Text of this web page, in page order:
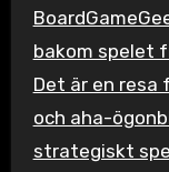
bakom spelet
Det är en resa
och aha-
strategiskt